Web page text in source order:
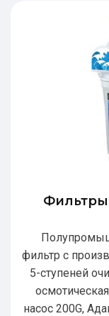
Фильтры
фильтр с
5-ступеней
насос 200G,